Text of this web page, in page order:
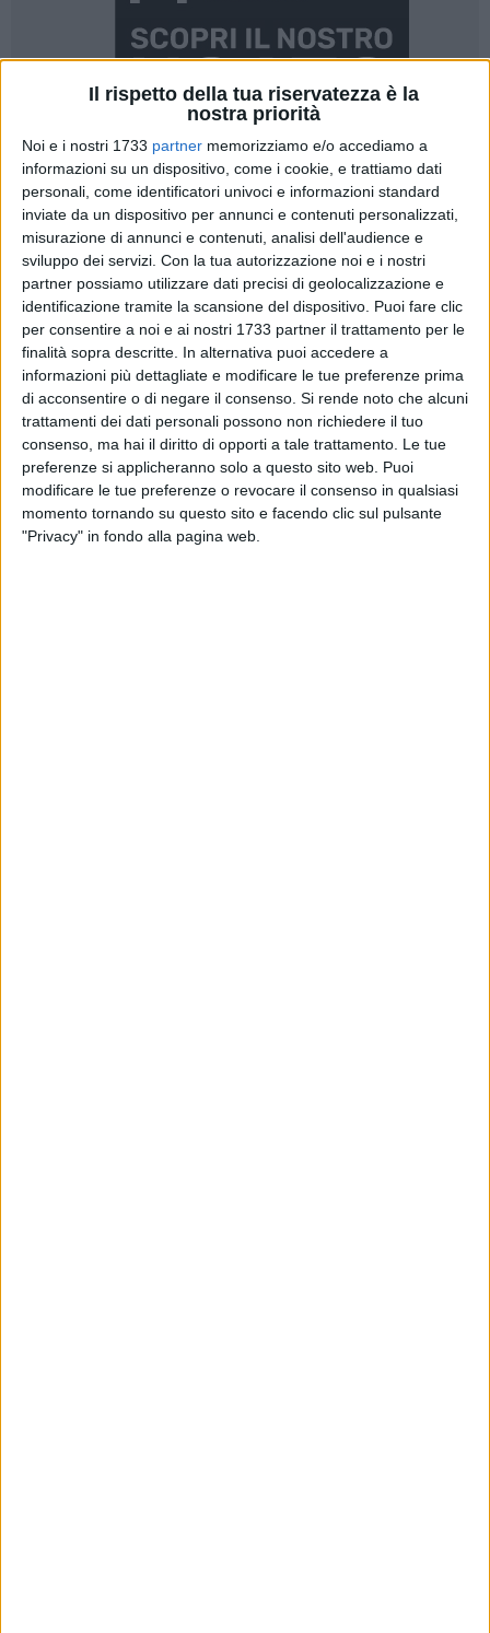
Il rispetto della tua riservatezza è la
nostra priorità
Noi e i nostri 1733 partner memorizziamo e/o accediamo a
informazioni su un dispositivo, come i cookie, e trattiamo dati
personali, come identificatori univoci e informazioni standard
inviate da un dispositivo per annunci e contenuti personalizzati,
misurazione di annunci e contenuti, analisi dell'audience e
sviluppo dei servizi. Con la tua autorizzazione noi e i nostri
partner possiamo utilizzare dati precisi di geolocalizzazione e
identificazione tramite la scansione del dispositivo. Puoi fare clic
per consentire a noi e ai nostri 1733 partner il trattamento per le
finalità sopra descritte. In alternativa puoi accedere a
informazioni più dettagliate e modificare le tue preferenze prima
di acconsentire o di negare il consenso. Si rende noto che alcuni
trattamenti dei dati personali possono non richiedere il tuo
consenso, ma hai il diritto di opporti a tale trattamento. Le tue
preferenze si applicheranno solo a questo sito web. Puoi
modificare le tue preferenze o revocare il consenso in qualsiasi
momento tornando su questo sito e facendo clic sul pulsante
"Privacy" in fondo alla pagina web.
54
Nella serata di lunedì 7 agosto si concluderanno i
festeggiamenti in onore dei Santi Martiri Mauro Vescovo,
Sergio e Pantaleone, patroni della città di Bisceglie. Come da
consolidata tradizione, uno degli atti centrali sarà il ritiro del
quadro con le Sacre immagini, che sarà solennemente
rimosso dal trono appositamente allestito al teatro Garibaldi.
La processione sarà accompagnata dalla Banda musicale